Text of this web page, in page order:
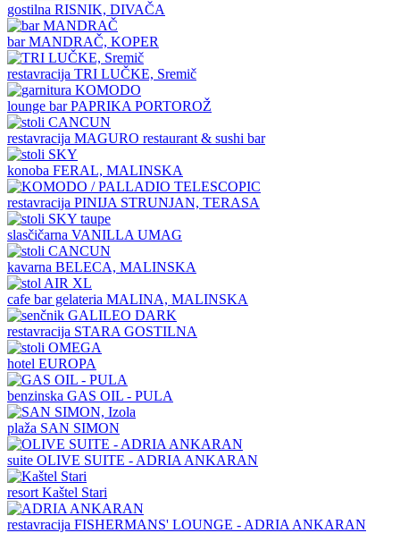
gostilna RISNIK, DIVAČA
barMANDRAČ, KOPER
restavracija TRI LUČKE, Sremič
lounge barPAPRIKA PORTOROŽ
restavracija MAGURO restaurant & sushi bar
konoba FERAL, MALINSKA
restavracija PINIJA STRUNJAN, TERASA
slasčičarna VANILLA UMAG
kavarna BELECA, MALINSKA
cafe bar gelateria MALINA, MALINSKA
restavracija STARA GOSTILNA
hotel EUROPA
benzinska GAS OIL - PULA
plaža SAN SIMON
suite OLIVE SUITE - ADRIA ANKARAN
resort Kaštel Stari
restavracija FISHERMANS' LOUNGE - ADRIA ANKARAN